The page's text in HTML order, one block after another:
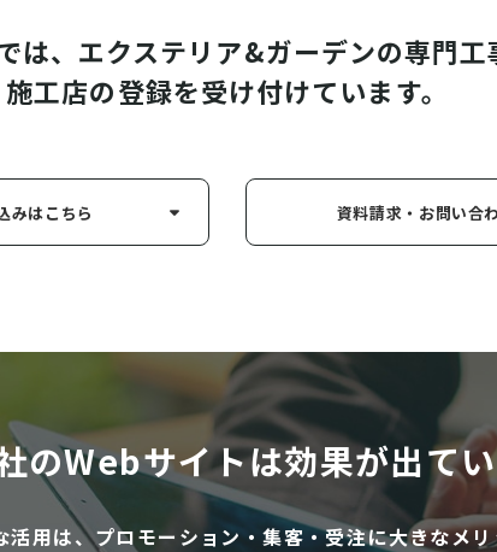
は、エクステリア&ガーデンの専門工
施工店の登録を受け付けています。
みはこちら 資料請求・お問い合
のWebサイトは効果が出て
用は、プロモーション・集客・受注に大きなメ